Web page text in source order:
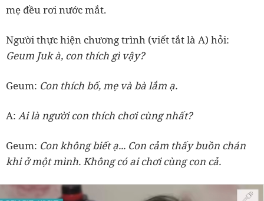
mẹ đều rơi nước mắt.
Người thực hiện chương trình (viết tắt là A) hỏi:
Geum Juk à, con thích gì vậy?
Geum: Con thích bố, mẹ và bà lắm ạ.
A: Ai là người con thích chơi cùng nhất?
Geum: Con không biết ạ... Con cảm thấy buồn chán
khi ở một mình. Không có ai chơi cùng con cả.